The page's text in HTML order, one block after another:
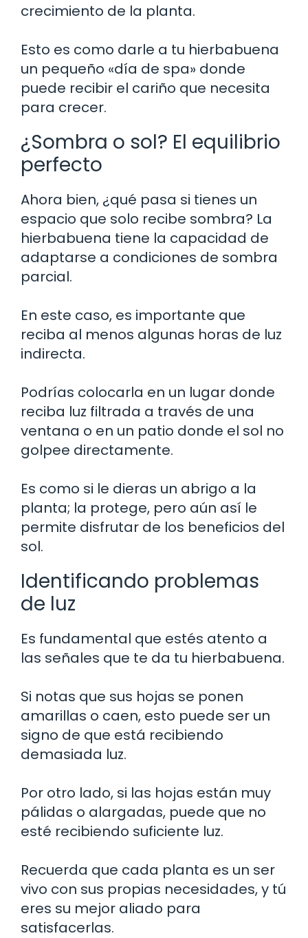
crecimiento de la planta.
Esto es como darle a tu hierbabuena
un pequeño «día de spa» donde
puede recibir el cariño que necesita
para crecer.
¿Sombra o sol? El equilibrio
perfecto
Ahora bien, ¿qué pasa si tienes un
espacio que solo recibe sombra? La
hierbabuena tiene la capacidad de
adaptarse a condiciones de sombra
parcial.
En este caso, es importante que
reciba al menos algunas horas de luz
indirecta.
Podrías colocarla en un lugar donde
reciba luz filtrada a través de una
ventana o en un patio donde el sol no
golpee directamente.
Es como si le dieras un abrigo a la
planta; la protege, pero aún así le
permite disfrutar de los beneficios del
sol.
Identificando problemas
de luz
Es fundamental que estés atento a
las señales que te da tu hierbabuena.
Si notas que sus hojas se ponen
amarillas o caen, esto puede ser un
signo de que está recibiendo
demasiada luz.
Por otro lado, si las hojas están muy
pálidas o alargadas, puede que no
esté recibiendo suficiente luz.
Recuerda que cada planta es un ser
vivo con sus propias necesidades, y tú
eres su mejor aliado para
satisfacerlas.